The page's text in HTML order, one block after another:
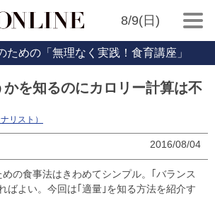
8/9(日)
ための「無理なく実践！食育講座」
を知るのにカロリー計算は不
リスト）
2016/08/04
の食事法はきわめてシンプル。｢バランス
ばよい。今回は｢適量｣を知る方法を紹介す